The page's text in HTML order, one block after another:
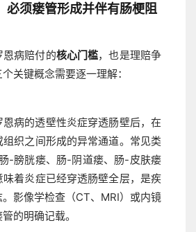
必须瘘管形成并伴有肠梗阻
病赔付的核心门槛，也是理赔争
关键概念需要逐一理解：
病的透壁性炎症穿透肠壁后，在
织之间形成的异常通道。常见类
-膀胱瘘、肠-阴道瘘、肠-皮肤瘘
着炎症已经穿透肠壁全层，是疾
影像学检查（CT、MRI）或内镜
的明确记载。